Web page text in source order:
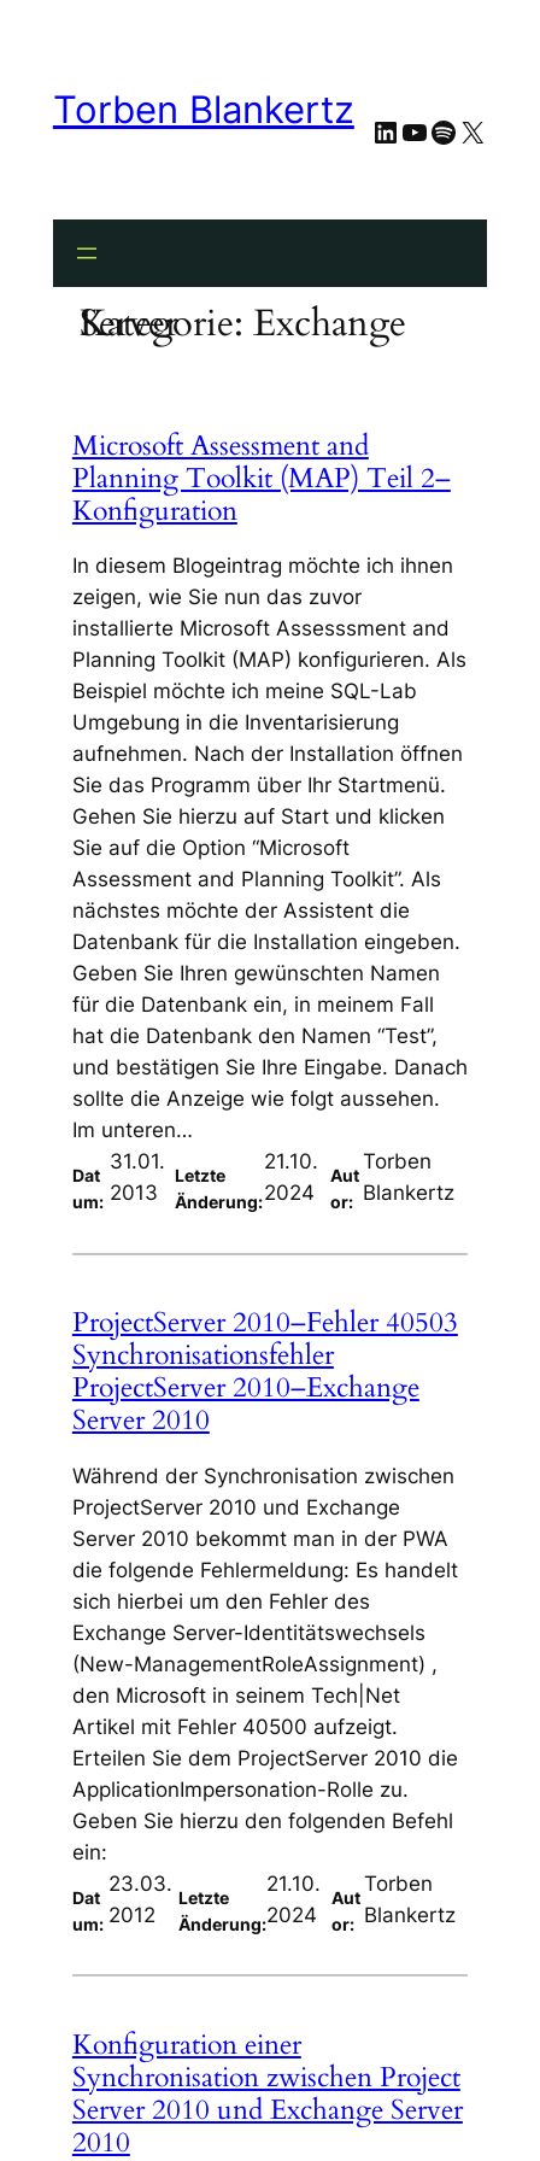
springenTorben Blankertz LinkedIn
YouTube
Spotify
X
Kategorie:
Exchange Server
Microsoft Assessment and
Planning Toolkit (MAP) Teil 2–
Konfiguration
In diesem Blogeintrag möchte ich ihnen
zeigen, wie Sie nun das zuvor
installierte Microsoft Assesssment and
Planning Toolkit (MAP) konfigurieren. Als
Beispiel möchte ich meine SQL-Lab
Umgebung in die Inventarisierung
aufnehmen. Nach der Installation öffnen
Sie das Programm über Ihr Startmenü.
Gehen Sie hierzu auf Start und klicken
Sie auf die Option “Microsoft
Assessment and Planning Toolkit”. Als
nächstes möchte der Assistent die
Datenbank für die Installation eingeben.
Geben Sie Ihren gewünschten Namen
für die Datenbank ein, in meinem Fall
hat die Datenbank den Namen “Test”,
und bestätigen Sie Ihre Eingabe. Danach
sollte die Anzeige wie folgt aussehen.
Im unteren…
Dat
um:
31.01.
2013
Letzte
Änderung:
21.10.
2024
Aut
or:
Torben
Blankertz
ProjectServer 2010–Fehler 40503
Synchronisationsfehler
ProjectServer 2010–Exchange
Server 2010
Während der Synchronisation zwischen
ProjectServer 2010 und Exchange
Server 2010 bekommt man in der PWA
die folgende Fehlermeldung: Es handelt
sich hierbei um den Fehler des
Exchange Server-Identitätswechsels
(New-ManagementRoleAssignment) ,
den Microsoft in seinem Tech|Net
Artikel mit Fehler 40500 aufzeigt.
Erteilen Sie dem ProjectServer 2010 die
ApplicationImpersonation-Rolle zu.
Geben Sie hierzu den folgenden Befehl
ein:
Dat
um:
23.03.
2012
Letzte
Änderung:
21.10.
2024
Aut
or:
Torben
Blankertz
Konfiguration einer
Synchronisation zwischen Project
Server 2010 und Exchange Server
2010